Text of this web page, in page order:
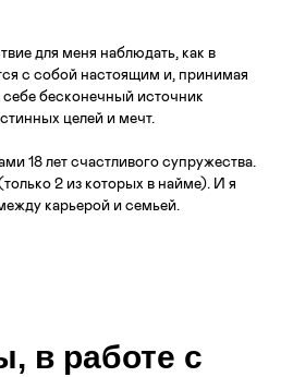
для меня наблюдать, как в
с собой настоящим и, принимая
бесконечный источник
целей и мечт.
18 лет счастливого супружества.
2 из которых в найме). И я
карьерой и семьей.
в работе с